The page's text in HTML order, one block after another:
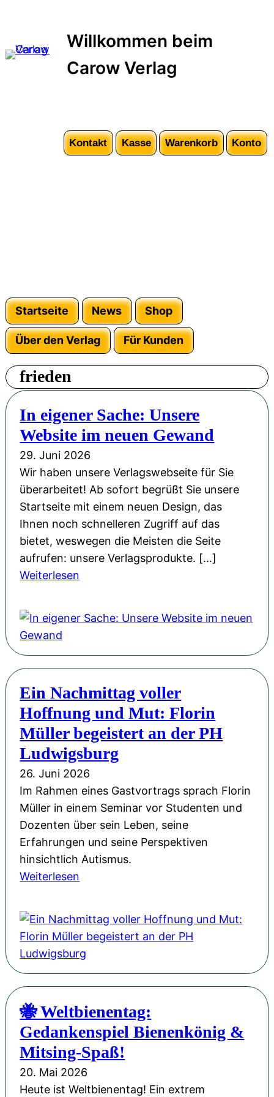
springen
Willkommen beim
Carow Verlag
Kontakt Kasse Warenkorb Konto
Startseite News Shop
Über den Verlag Für Kunden
frieden
In eigener Sache: Unsere
Website im neuen Gewand
29. Juni 2026
Wir haben unsere Verlagswebseite für Sie
überarbeitet! Ab sofort begrüßt Sie unsere
Startseite mit einem neuen Design, das
Ihnen noch schnelleren Zugriff auf das
bietet, weswegen die Meisten die Seite
aufrufen: unsere Verlagsprodukte. […]
Weiterlesen
e
n
e
r
S
a
c
h
e
:
U
n
s
r
e
W
b
i
t
e
i
m
Ein Nachmittag voller
Hoffnung und Mut: Florin
Müller begeistert an der PH
Ludwigsburg
26. Juni 2026
Im Rahmen eines Gastvortrags sprach Florin
Müller in einem Seminar vor Studenten und
Dozenten über sein Leben, seine
Erfahrungen und seine Perspektiven
hinsichtlich Autismus.
Weiterlesen
n
N
a
m
i
t
t
🐝 Weltbienentag:
Gedankenspiel Bienenkönig &
Mitsing-Spaß!
20. Mai 2026
Heute ist Weltbienentag! Ein extrem